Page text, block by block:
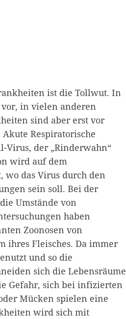
ist die Tollwut. In
in vielen anderen
sind aber erst vor
Respiratorische
Virus, der „Rinderwahn“
wird auf dem
das Virus durch den
sein soll. Bei der
Umstände von
haben
Zoonosen von
ihres Fleisches. Da immer
und so die
sich die Lebensräume
Gefahr, sich bei infizierten
Mücken spielen eine
wird sich mit